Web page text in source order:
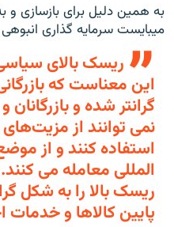
به همین دلیل برای بازسازی و
میبایست سرمایه گذاری انبوهی
ریسک بالای
این معناست که
گرانتر شده و بازرگانان
نمی توانند از
استفاده کنند و از
المللی معامله می
ریسک بالا را به شکل
پایین کالاها و